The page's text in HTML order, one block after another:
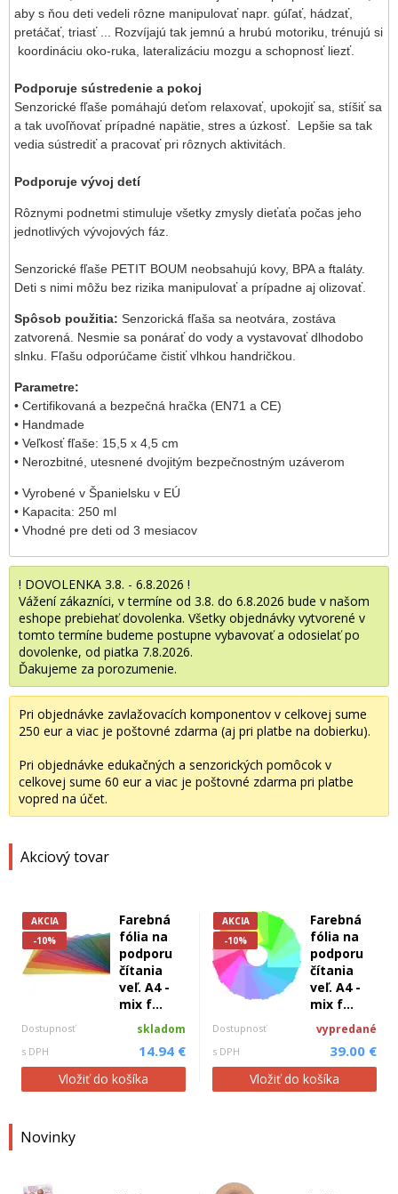
! DOVOLENKA 3.8. - 6.8.2026 !
Vážení zákazníci, v termíne od 3.8. do 6.8.2026 bude v našom
eshope prebiehať dovolenka. Všetky objednávky vytvorené v
tomto termíne budeme postupne vybavovať a odosielať po
dovolenke, od piatka 7.8.2026.
Ďakujeme za porozumenie.
Pri objednávke zavlažovacích komponentov v celkovej sume
250 eur a viac je poštovné zdarma (aj pri platbe na dobierku).
Pri objednávke edukačných a senzorických pomôcok v
celkovej sume 60 eur a viac je poštovné zdarma pri platbe
vopred na účet.
Akciový tovar
AKCIA
-10%
Farebná
fólia na
podporu
čítania
veľ. A4 -
mix f...
Dostupnosť skladom
s DPH 14.94 €
Vložiť do košíka
AKCIA
-10%
Farebná
fólia na
podporu
čítania
veľ. A4 -
mix f...
Dostupnosť vypredané
s DPH 39.00 €
Vložiť do košíka
Novinky
aby s ňou deti vedeli rôzne manipulovať napr. gúľať, hádzať,
pretáčať, triasť ... Rozvíjajú tak jemnú a hrubú motoriku, trénujú si
koordináciu oko-ruka, lateralizáciu mozgu a schopnosť liezť.
Podporuje sústredenie a pokoj
Senzorické fľaše pomáhajú deťom relaxovať, upokojiť sa, stíšiť sa
a tak uvoľňovať prípadné napätie, stres a úzkosť. Lepšie sa tak
vedia sústrediť a pracovať pri rôznych aktivitách.
Podporuje vývoj detí
Rôznymi podnetmi stimuluje všetky zmysly dieťaťa počas jeho
jednotlivých vývojových fáz.
Senzorické fľaše PETIT BOUM neobsahujú kovy, BPA a ftaláty.
Deti s nimi môžu bez rizika manipulovať a prípadne aj olizovať.
Spôsob použitia: Senzorická fľaša sa neotvára, zostáva
zatvorená. Nesmie sa ponárať do vody a vystavovať dlhodobo
slnku. Fľašu odporúčame čistiť vlhkou handričkou.
Parametre:
• Certifikovaná a bezpečná hračka (EN71 a CE)
• Handmade
• Veľkosť fľaše: 15,5 x 4,5 cm
• Nerozbitné, utesnené dvojitým bezpečnostným uzáverom
• Vyrobené v Španielsku v EÚ
• Kapacita: 250 ml
• Vhodné pre deti od 3 mesiacov